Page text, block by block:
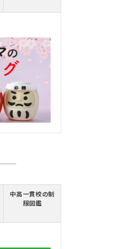
中高一貫校の制
服図鑑